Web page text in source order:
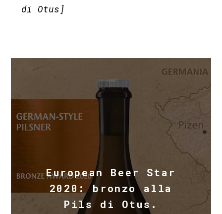
di Otus]
European Beer Star
2020: bronzo alla
Pils di Otus.